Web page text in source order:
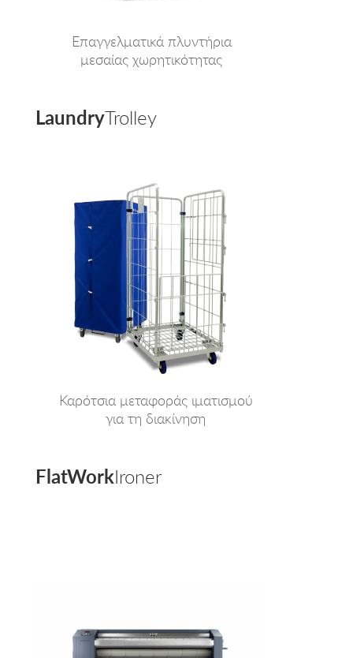
Επαγγελματικά πλυντήρια
μεσαίας χωρητικότητας
LaundryTrolley
Καρότσια μεταφοράς ιματισμού
για τη διακίνηση
FlatWorkIroner